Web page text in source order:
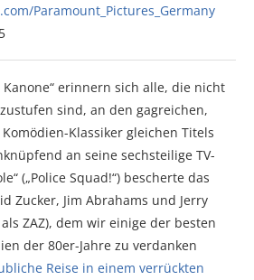
Paramount_Pictures_Germany
Kanone“ erinnern sich alle, die nicht
sind, an den gagreichen,
Klassiker gleichen Titels
an seine sechsteilige TV-
(„Police Squad!“) bescherte das
Zucker, Jim Abrahams und Jerry
ZAZ), dem wir einige der besten
der 80er-Jahre zu verdanken
Reise in einem verrückten